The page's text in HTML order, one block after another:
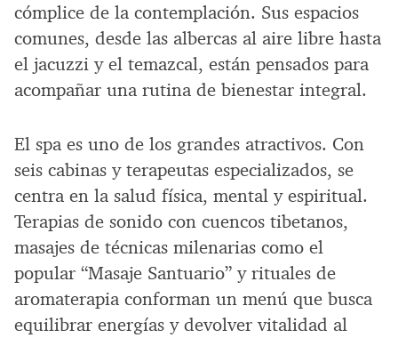
cómplice de la contemplación. Sus espacios
comunes, desde las albercas al aire libre hasta
el jacuzzi y el temazcal, están pensados para
acompañar una rutina de bienestar integral.
El spa es uno de los grandes atractivos. Con
seis cabinas y terapeutas especializados, se
centra en la salud física, mental y espiritual.
Terapias de sonido con cuencos tibetanos,
masajes de técnicas milenarias como el
popular “Masaje Santuario” y rituales de
aromaterapia conforman un menú que busca
equilibrar energías y devolver vitalidad al